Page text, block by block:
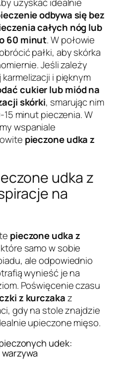
odbywa się bez
całych nóg lub
60 minut. W połowie
pałki, aby skórka
Jeśli zależy
i pięknym
cukier lub miód na
skórki, smarując nim
15 minut pieczenia. W
wspaniale
pieczone udka z
udka z
na
pieczone udka z
samo w sobie
ale odpowiednio
wynieść je na
Poświęcenie czasu
z kurczakaz
gdy na stole znajdzie
upieczone mięso.
udek: